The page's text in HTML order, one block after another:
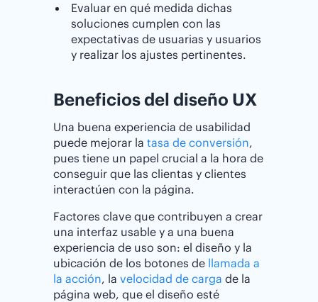
Evaluar en qué medida dichas
soluciones cumplen con las
expectativas de usuarias y usuarios
y realizar los ajustes pertinentes.
Beneficios del diseño UX
Una buena experiencia de usabilidad
puede mejorar la tasa de conversión,
pues tiene un papel crucial a la hora de
conseguir que las clientas y clientes
interactúen con la página.
Factores clave que contribuyen a crear
una interfaz usable y a una buena
experiencia de uso son: el diseño y la
ubicación de los botones de llamada a
la acción, la velocidad de carga de la
página web, que el diseño esté